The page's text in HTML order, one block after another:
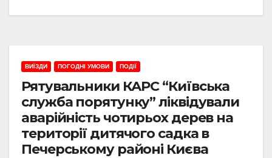
ВИЇЗДИ ПОГОДНІ УМОВИ ПОДІЇ
Рятувальники КАРС “Київська
служба порятунку” ліквідували
аварійність чотирьох дерев на
території дитячого садка в
Печерському районі Києва